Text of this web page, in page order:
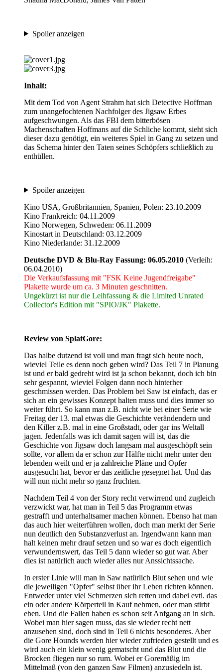
Spoiler anzeigen
Inhalt:
Mit dem Tod von Agent Strahm hat sich Detective Hoffman
zum unangefochtenen Nachfolger des Jigsaw Erbes
aufgeschwungen. Als das FBI dem bitterbösen
Machenschaften Hoffmans auf die Schliche kommt, sieht sich
dieser dazu genötigt, ein weiteres Spiel in Gang zu setzen und
das Schema hinter den Taten seines Schöpfers schließlich zu
enthüllen.
Spoiler anzeigen
Kino USA, Großbritannien, Spanien, Polen: 23.10.2009
Kino Frankreich: 04.11.2009
Kino Norwegen, Schweden: 06.11.2009
Kinostart in Deutschland: 03.12.2009
Kino Niederlande: 31.12.2009
Deutsche DVD & Blu-Ray Fassung: 06.05.2010 (Verleih:
06.04.2010)
Die Verkaufsfassung mit "FSK Keine Jugendfreigabe"
Plakette wurde um ca. 3 Minuten geschnitten.
Ungekürzt ist nur die Leihfassung & die Limited Unrated
Collector's Edition mit "SPIO/JK" Plakette.
Review von SplatGore:
Das halbe dutzend ist voll und man fragt sich heute noch,
wieviel Teile es denn noch geben wird? Das Teil 7 in Planung
ist und er bald gedreht wird ist ja schon bekannt, doch ich bin
sehr gespannt, wieviel Folgen dann noch hinterher
geschmissen werden. Das Problem bei Saw ist einfach, das er
sich an ein gewisses Konzept halten muss und dies immer so
weiter führt. So kann man z.B. nicht wie bei einer Serie wie
Freitag der 13. mal etwas die Geschichte verändendern und
den Killer z.B. mal in eine Großstadt, oder gar ins Weltall
jagen. Jedenfalls was ich damit sagen will ist, das die
Geschichte von Jigsaw doch langsam mal ausgeschöpft sein
sollte, vor allem da er schon zur Hälfte nicht mehr unter den
lebenden weilt und er ja zahlreiche Pläne und Opfer
ausgesucht hat, bevor er das zeitliche gesegnet hat. Und das
will nun nicht mehr so ganz fruchten.
Nachdem Teil 4 von der Story recht verwirrend und zugleich
verzwickt war, hat man in Teil 5 das Programm etwas
gestrafft und unterhaltsamer machen können. Ebenso hat man
das auch hier weiterführen wollen, doch man merkt der Serie
nun deutlich den Substanzverlust an. Irgendwann kann man
halt keinen mehr drauf setzen und so war es doch eigentlich
verwundernswert, das Teil 5 dann wieder so gut war. Aber
dies ist natürlich auch wieder alles nur Anssichtssache.
In erster Linie will man in Saw natürlich Blut sehen und wie
die jeweiligen "Opfer" selbst über ihr Leben richten können.
Entweder unter viel Schmerzen sich retten und dabei evtl. das
ein oder andere Körperteil in Kauf nehmen, oder man stirbt
eben. Und die Fallen haben es schon seit Anfgang an in sich.
Wobei man hier sagen muss, das sie wieder recht nett
anzusehen sind, doch sind in Teil 6 nichts besonderes. Aber
die Gore Hounds werden hier wieder zufrieden gestellt und es
wird auch ein klein wenig gematscht und das Blut und die
Brocken fliegen nur so rum. Wobei er Goremäßig im
Mittelmaß (von den ganzen Saw Filmen) anzusiedeln ist.